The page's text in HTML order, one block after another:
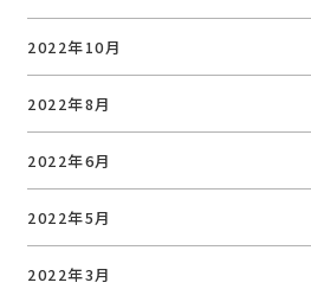
2022年10月
2022年8月
2022年6月
2022年5月
2022年3月